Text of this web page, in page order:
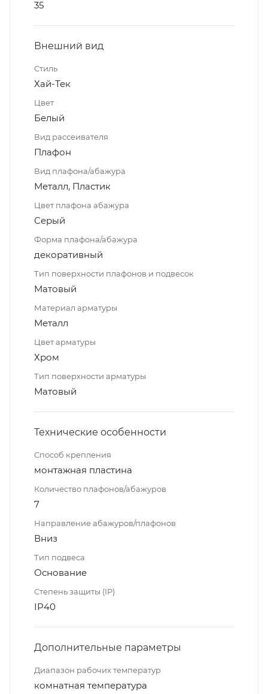
35
Внешний вид
Стиль
Хай-Тек
Цвет
Белый
Вид рассеивателя
Плафон
Вид плафона/абажура
Металл, Пластик
Цвет плафона абажура
Серый
Форма плафона/абажура
декоративный
Тип поверхности плафонов и подвесок
Матовый
Материал арматуры
Металл
Цвет арматуры
Хром
Тип поверхности арматуры
Матовый
Технические особенности
Способ крепления
монтажная пластина
Количество плафонов/абажуров
7
Направление абажуров/плафонов
Вниз
Тип подвеса
Основание
Степень защиты (IP)
IP40
Дополнительные параметры
Диапазон рабочих температур
комнатная температура